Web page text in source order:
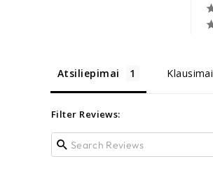
Atsiliepimai Klausimai
Filter Reviews: